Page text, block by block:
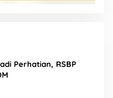
Perhatian, RSBP